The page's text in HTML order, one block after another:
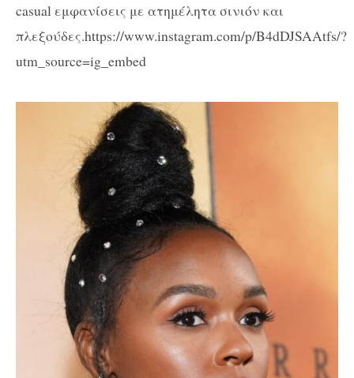
casual εμφανίσεις με ατημέλητα σινιόν και
πλεξούδες.https://www.instagram.com/p/B4dDJSAAtfs/?
utm_source=ig_embed